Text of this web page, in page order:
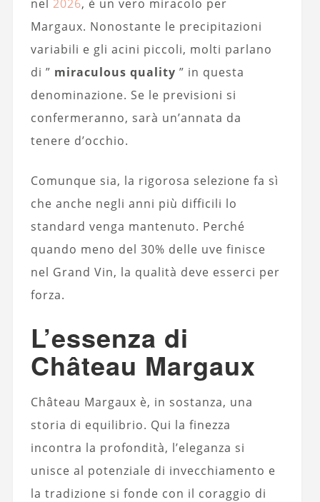
nel 2026, è un vero miracolo per
Margaux. Nonostante le precipitazioni
variabili e gli acini piccoli, molti parlano
di ” miraculous quality ” in questa
denominazione. Se le previsioni si
confermeranno, sarà un’annata da
tenere d’occhio.
Comunque sia, la rigorosa selezione fa sì
che anche negli anni più difficili lo
standard venga mantenuto. Perché
quando meno del 30% delle uve finisce
nel Grand Vin, la qualità deve esserci per
forza.
L’essenza di
Château Margaux
Château Margaux è, in sostanza, una
storia di equilibrio. Qui la finezza
incontra la profondità, l’eleganza si
unisce al potenziale di invecchiamento e
la tradizione si fonde con il coraggio di